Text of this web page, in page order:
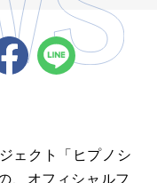
ェクト「ヒプノシ
、オフィシャルフ